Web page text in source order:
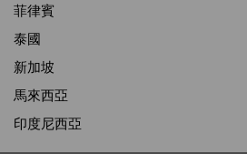
菲律賓
泰國
新加坡
馬來西亞
印度尼西亞